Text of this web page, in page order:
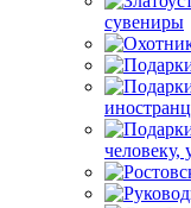
сувениры
человеку,